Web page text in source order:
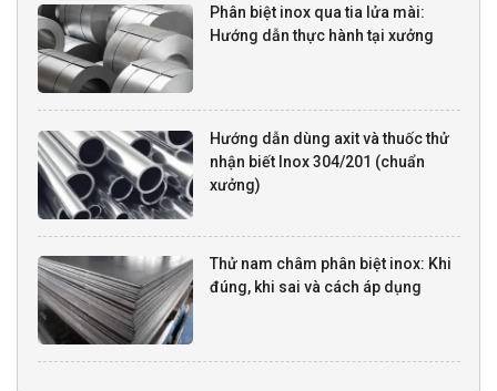
Phân biệt inox qua tia lửa mài:
Hướng dẫn thực hành tại xưởng
Hướng dẫn dùng axit và thuốc thử
nhận biết Inox 304/201 (chuẩn
xưởng)
Thử nam châm phân biệt inox: Khi
đúng, khi sai và cách áp dụng